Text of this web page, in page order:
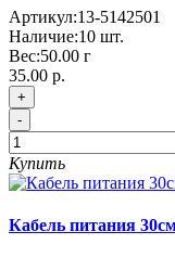
Артикул:13-5142501
Наличие:10 шт.
Вес:50.00 г
35.00 р.
+
-
Купить
Кабель питания